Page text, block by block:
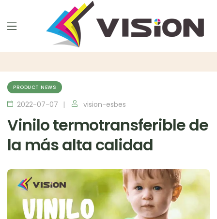
PRODUCT NEWS
2022-07-07 vision-esbes
Vinilo termotransferible de
la más alta calidad